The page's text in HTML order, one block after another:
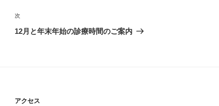
ビ
ゲ
投
稿
次
の
次
12月と年末年始の診療時間のご案内
アクセス